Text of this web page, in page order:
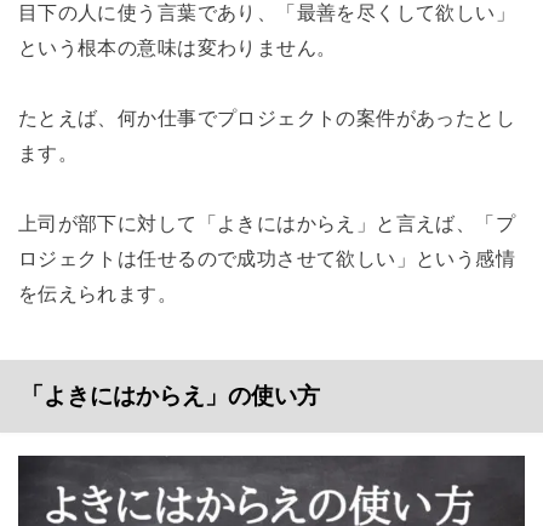
目下の人に使う言葉であり、「最善を尽くして欲しい」
という根本の意味は変わりません。
たとえば、何か仕事でプロジェクトの案件があったとし
ます。
上司が部下に対して「よきにはからえ」と言えば、「プ
ロジェクトは任せるので成功させて欲しい」という感情
を伝えられます。
「よきにはからえ」の使い方